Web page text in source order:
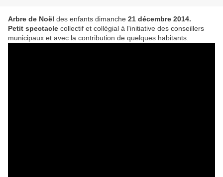
Arbre de Noël des enfants dimanche 21 décembre 2014.
Petit spectacle collectif et collégial à l'initiative des conseillers
municipaux et avec la contribution de quelques habitants.